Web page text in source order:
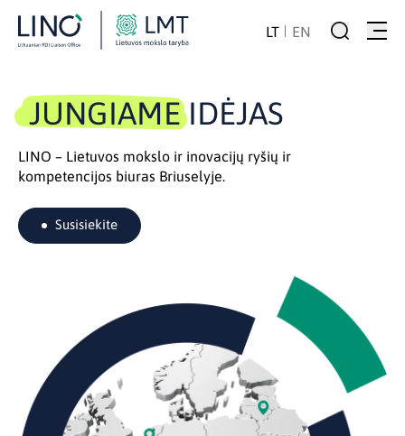
LT EN
JUNGIAMEIDĖJAS
LINO – Lietuvos mokslo ir inovacijų ryšių ir
kompetencijos biuras Briuselyje.
Susisiekite